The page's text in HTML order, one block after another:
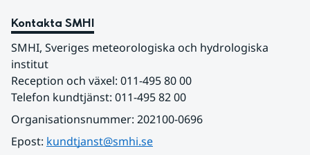
Kontakta SMHI
SMHI, Sveriges meteorologiska och hydrologiska
institut
Reception och växel: 011-495 80 00
Telefon kundtjänst: 011-495 82 00
Organisationsnummer: 202100-0696
Epost: kundtjanst@smhi.se